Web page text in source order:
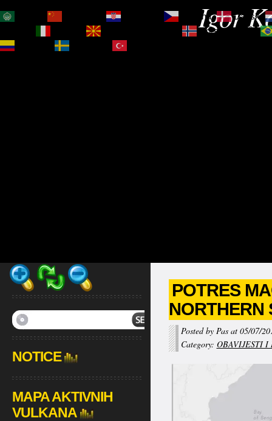
Igor
POTRES
NORTHERN
Posted by Pas at 05/07/
Category: OBAVIJESTI I
NOTICE
MAPA AKTIVNIH
VULKANA
Čeština‎
Dansk
Norsk bokmål